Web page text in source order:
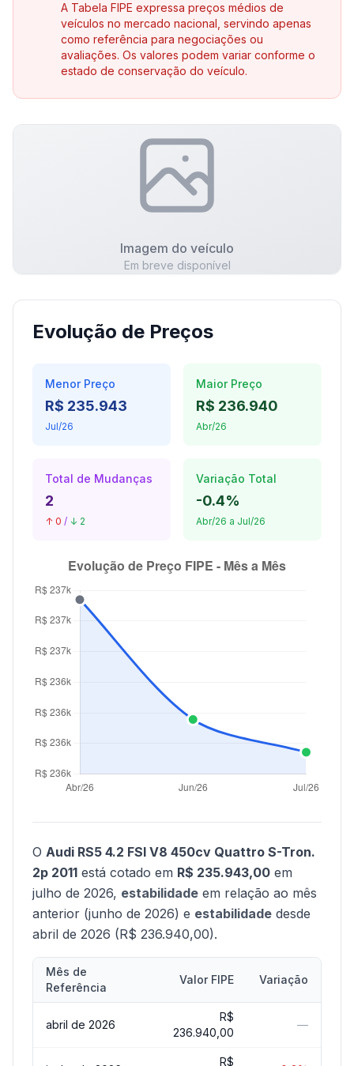
A Tabela FIPE expressa preços médios de
veículos no mercado nacional, servindo apenas
como referência para negociações ou
avaliações. Os valores podem variar conforme o
estado de conservação do veículo.
Imagem do veículo
Em breve disponível
Evolução de Preços
Menor Preço
R$ 235.943
Jul/26
Maior Preço
R$ 236.940
Abr/26
Total de Mudanças
2
↑ 0 / ↓ 2
Variação Total
-0.4%
Abr/26 a Jul/26
O Audi RS5 4.2 FSI V8 450cv Quattro S-Tron.
2p 2011 está cotado em R$ 235.943,00 em
julho de 2026, estabilidade em relação ao mês
anterior (junho de 2026) e estabilidade desde
abril de 2026 (R$ 236.940,00).
Mês de
Referência
Valor FIPE Variação
abril de 2026
R$
236.940,00
—
R$